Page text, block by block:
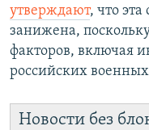
утверждают, что эта
занижена,
факторов, включая
российских
Новости без